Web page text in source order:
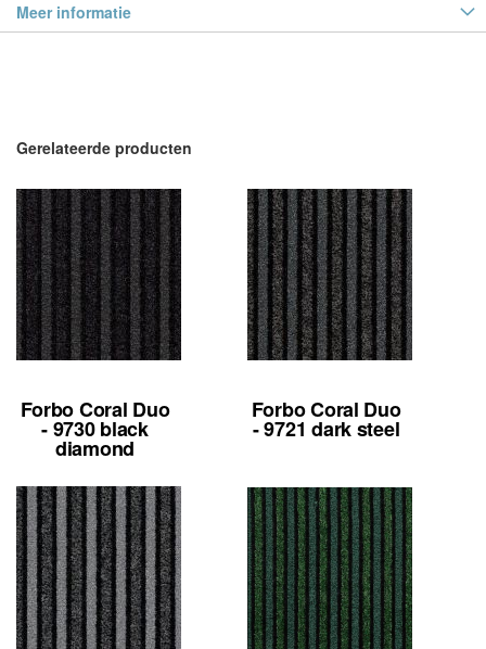
Meer informatie
Gerelateerde producten
Forbo Coral Duo
- 9730 black
diamond
Forbo Coral Duo
- 9721 dark steel